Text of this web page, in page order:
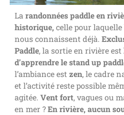
Larandonnées paddle en
historique, celle pour laquelle
nous connaissent déjà.
Paddle, la sortie en rivière est
d’apprendre le stand up
l’ambiance estzen, le cadre
et l’activité reste possible
agitée. Vent fort, vagues ou
en mer ?En rivière, aucun